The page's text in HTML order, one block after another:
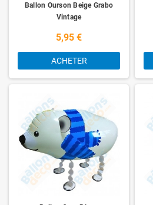
Ballon Ourson Beige Grabo
Vintage
5,95 €
ACHETER